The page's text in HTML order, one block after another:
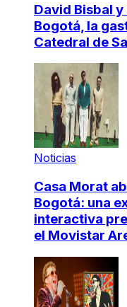
David Bisbal
Bogotá, la
Catedral de
Noticias
Casa Morat
Bogotá: una
interactiva
el Movistar